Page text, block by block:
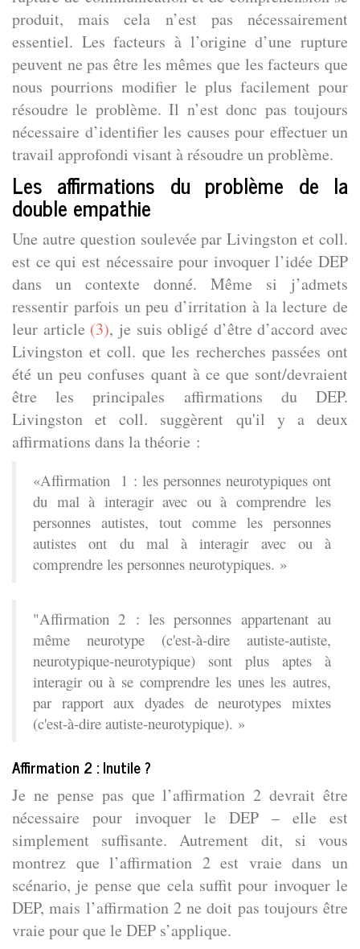
produit, mais cela n’est pas nécessairement
essentiel. Les facteurs à l’origine d’une rupture
peuvent ne pas être les mêmes que les facteurs que
nous pourrions modifier le plus facilement pour
résoudre le problème. Il n’est donc pas toujours
nécessaire d’identifier les causes pour effectuer un
travail approfondi visant à résoudre un problème.
Les affirmations du problème de la
double empathie
Une autre question soulevée par Livingston et coll.
est ce qui est nécessaire pour invoquer l’idée DEP
dans un contexte donné. Même si j’admets
ressentir parfois un peu d’irritation à la lecture de
leur article (3), je suis obligé d’être d’accord avec
Livingston et coll. que les recherches passées ont
été un peu confuses quant à ce que sont/devraient
être les principales affirmations du DEP.
Livingston et coll. suggèrent qu'il y a deux
affirmations dans la théorie :
«Affirmation 1 : les personnes neurotypiques ont
du mal à interagir avec ou à comprendre les
personnes autistes, tout comme les personnes
autistes ont du mal à interagir avec ou à
comprendre les personnes neurotypiques. »
"Affirmation 2 : les personnes appartenant au
même neurotype (c'est-à-dire autiste-autiste,
neurotypique-neurotypique) sont plus aptes à
interagir ou à se comprendre les unes les autres,
par rapport aux dyades de neurotypes mixtes
(c'est-à-dire autiste-neurotypique). »
Affirmation 2 : Inutile ?
Je ne pense pas que l’affirmation 2 devrait être
nécessaire pour invoquer le DEP – elle est
simplement suffisante. Autrement dit, si vous
montrez que l’affirmation 2 est vraie dans un
scénario, je pense que cela suffit pour invoquer le
DEP, mais l’affirmation 2 ne doit pas toujours être
vraie pour que le DEP s’applique.